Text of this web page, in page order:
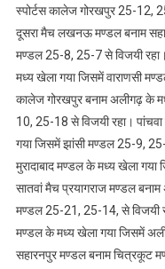
स्पोर्टस कालेज गोरखपुर 25-12,
दूसरा मैच लखनऊ मण्डल बनाम
मण्डल 25-8, 25-7 से विजयी
मध्य खेला गया जिसमें वाराणसी
कालेज गोरखपुर बनाम अलीगढ़ के
10, 25-18 से विजयी रहा।
गया जिसमें झांसी मण्डल 25-9,
मुरादाबाद मण्डल के मध्य खेला
सातवां मैच प्रयागराज मण्डल
मण्डल 25-21, 25-14, से विजयी
मण्डल के मध्य खेला गया जिसमें
सहारनपुर मण्डल बनाम चित्रकूट